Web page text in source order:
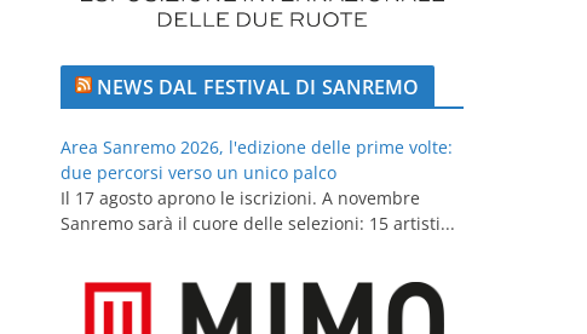
NEWS DAL FESTIVAL DI SANREMO
Area Sanremo 2026, l'edizione delle prime volte:
due percorsi verso un unico palco
Il 17 agosto aprono le iscrizioni. A novembre
Sanremo sarà il cuore delle selezioni: 15 artisti...